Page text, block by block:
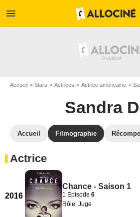
menu
Accueil Stars Actrices Actrice américaine
Sandra
Accueil Filmographie
Actrice
2016
Chance - Saison 1
1 Episode 6
Rôle: Juge